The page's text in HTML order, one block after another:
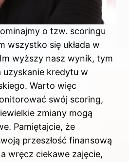
o tzw. scoringu
wszystko się układa w
wyższy nasz wynik, tym
uzyskanie kredytu w
Warto więc
swój scoring,
zmiany mogą
Pamiętajcie, że
przeszłość finansową
wręcz ciekawe zajęcie,